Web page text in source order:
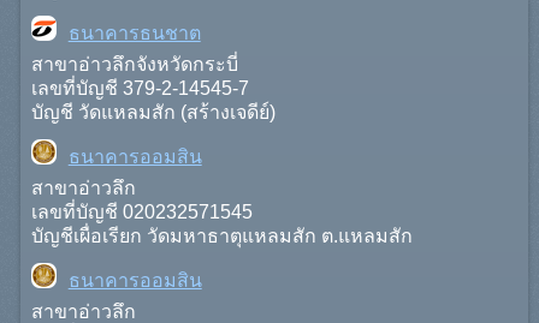
ธนาคารธนชาต
สาขาอ่าวลึกจังหวัดกระบี่
เลขที่บัญชี 379-2-14545-7
บัญชี วัดแหลมสัก (สร้างเจดีย์)
ธนาคารออมสิน
สาขาอ่าวลึก
เลขที่บัญชี 020232571545
บัญชีเผื่อเรียก วัดมหาธาตุแหลมสัก ต.แหลมสัก
ธนาคารออมสิน
สาขาอ่าวลึก